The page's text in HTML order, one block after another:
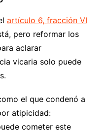
artículo 6, fracción VI
pero reformar los
aclarar
vicaria solo puede
el que condenó a
atipicidad:
cometer este